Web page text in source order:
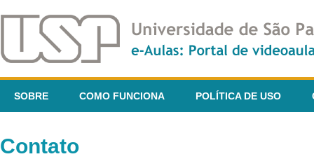
SOBRE COMO FUNCIONA POLÍTICA DE USO
Contato